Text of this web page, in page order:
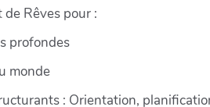
de Rêves pour :
profondes
monde
: Orientation,